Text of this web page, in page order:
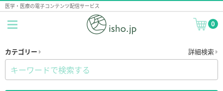
医学・医療の電子コンテンツ配信サービス
0
カテゴリー 詳細検索